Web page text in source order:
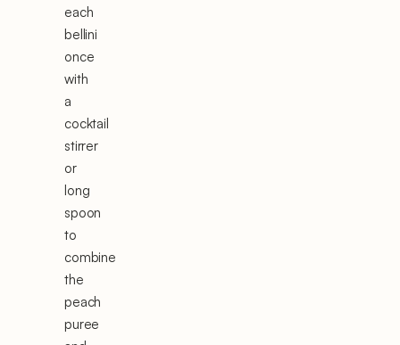
each
bellini
once
with
a
cocktail
stirrer
or
long
spoon
to
combine
the
peach
puree